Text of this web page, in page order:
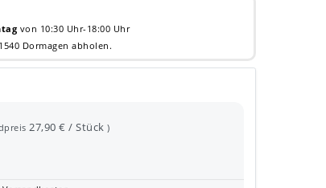
von 10:30 Uhr-18:00 Uhr
Dormagen abholen.
27,90 € / Stück)